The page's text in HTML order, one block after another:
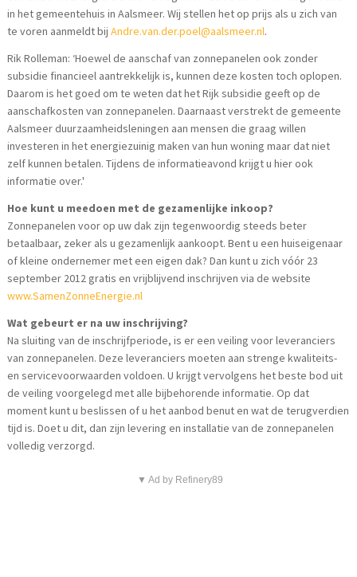
in het gemeentehuis in Aalsmeer. Wij stellen het op prijs als u zich van
te voren aanmeldt bijAndre.van.der.poel@aalsmeer.nl.
Rik Rolleman: ‘Hoewel de aanschaf van zonnepanelen ook zonder
subsidie financieel aantrekkelijk is, kunnen deze kosten toch oplopen.
Daarom is het goed om te weten dat het Rijk subsidie geeft op de
aanschafkosten van zonnepanelen. Daarnaast verstrekt de gemeente
Aalsmeer duurzaamheidsleningen aan mensen die graag willen
investeren in het energiezuinig maken van hun woning maar dat niet
zelf kunnen betalen. Tijdens de informatieavond krijgt u hier ook
informatie over.'
Hoe kunt u meedoen met de gezamenlijke inkoop?
Zonnepanelen voor op uw dak zijn tegenwoordig steeds beter
betaalbaar, zeker als u gezamenlijk aankoopt. Bent u een huiseigenaar
of kleine ondernemer met een eigen dak? Dan kunt u zich vóór 23
september 2012 gratis en vrijblijvend inschrijven via de website
www.SamenZonneEnergie.nl
Wat gebeurt er na uw inschrijving?
Na sluiting van de inschrijfperiode, is er een veiling voor leveranciers
van zonnepanelen. Deze leveranciers moeten aan strenge kwaliteits-
en servicevoorwaarden voldoen. U krijgt vervolgens het beste bod uit
de veiling voorgelegd met alle bijbehorende informatie. Op dat
moment kunt u beslissen of u het aanbod benut en wat de terugverdien
tijd is. Doet u dit, dan zijn levering en installatie van de zonnepanelen
volledig verzorgd.
▼ Ad by Refinery89